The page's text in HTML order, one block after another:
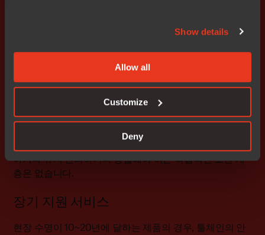
Show details
Allow all
Customize
Deny
개발 프로세스에 내재된 보안
EU 사이버 복원력 법(Cyber Resilience Act)과 지속적으로
발전하는 IEC 표준은 산업용 제품의 글로벌 보안 기준을
높이고 있습니다. IAR의 임베디드 보안 기능인 보안 부팅,
펌웨어 서명, 암호화된 코드, 런타임 무결성 검사는 컴파일
러 및 디버거와 동일한 플랫폼의 일부입니다. 별도로 인증
하거나 유지 관리하거나 통합해야 하는 독립적인 보안 계
층은 없습니다.
장기 지원 서비스
현장 수명이 10~20년에 달하는 제품의 경우, 툴체인의 안